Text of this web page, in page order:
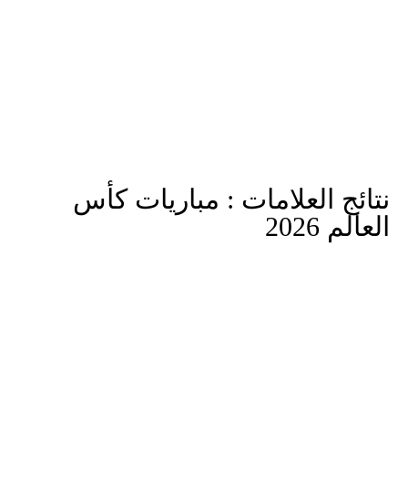
نتائج العلامات : مباريات كأس
العالم 2026